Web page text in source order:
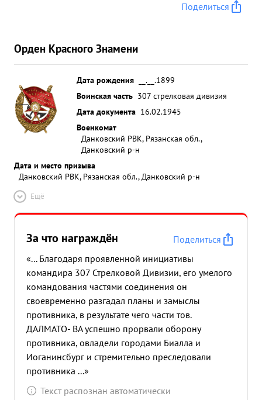
Поделиться
Орден Красного Знамени
Дата рождения
__.__.1899
Воинская часть 307 стрелковая дивизия
Дата документа 16.02.1945
Военкомат
Данковский РВК, Рязанская обл.,
Данковский р-н
Дата и место призыва
Данковский РВК, Рязанская обл., Данковский р-н
Ещё
За что награждён
Поделиться
«... Благодаря проявленной инициативы
командира 307 Стрелковой Дивизии, его умелого
командования частями соединения он
своевременно разгадал планы и замыслы
противника, в результате чего части тов.
ДАЛМАТО- ВА успешно прорвали оборону
противника, овладели городами Биалла и
Иоганинсбург и стремительно преследовали
противника ...»
Текст распознан автоматически